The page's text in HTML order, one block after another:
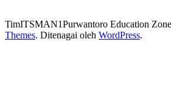
TimITSMAN1Purwantoro Education
Themes. Ditenagai oleh WordPress.